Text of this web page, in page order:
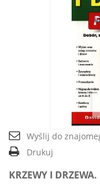
Wyślij do
Drukuj
KRZEWY I